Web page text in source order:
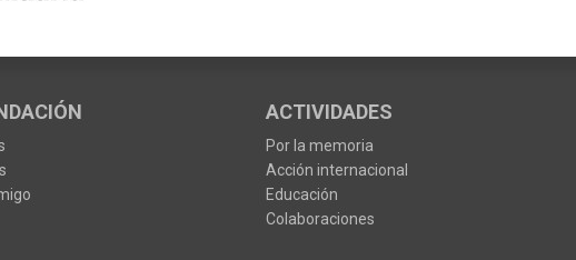
ACTIVIDADES
Por la memoria
Acción internacional
Educación
Colaboraciones